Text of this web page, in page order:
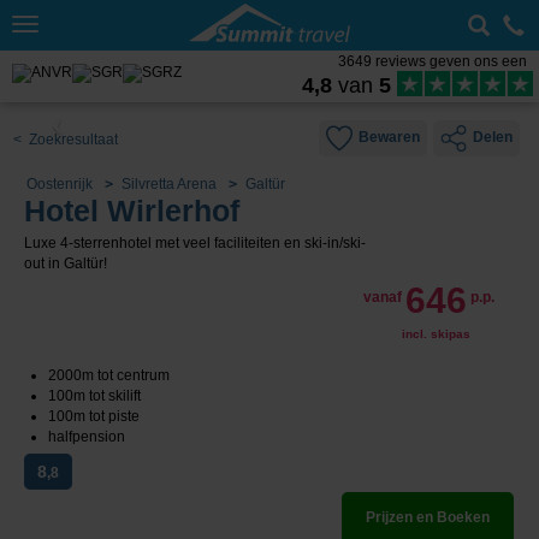
Toggle
3649 reviews geven ons een
4,8 van 5
< Zoekresultaat Bewaren Delen
Oostenrijk Silvretta Arena Galtür
Hotel Wirlerhof
Luxe 4-sterrenhotel met veel faciliteiten en ski-in/ski-
out in Galtür!
vanaf 646 p.p.
incl. skipas
2000m tot centrum
100m tot skilift
100m tot piste
halfpension
8,8
Prijzen en Boeken